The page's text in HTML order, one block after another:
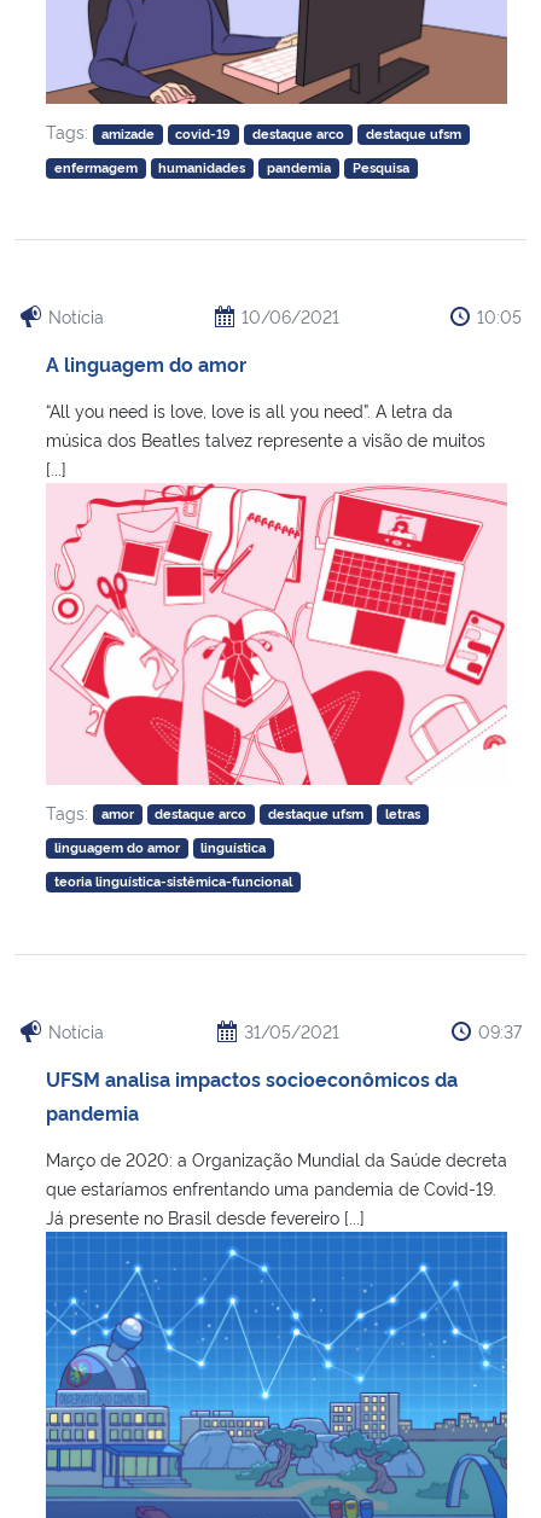
Tags: amizade covid-19 destaque arco
destaque ufsm
enfermagem
humanidades pandemia Pesquisa
Notícia 10/06/2021 10:05
A linguagem do amor
“All you need is love, love is all you need”. A letra da
música dos Beatles talvez represente a visão de muitos
[...]
Tags: amor destaque arco destaque ufsm
letras
linguagem do amor
linguística
teoria linguística-sistêmica-funcional
Notícia 31/05/2021 09:37
UFSM analisa impactos socioeconômicos da
pandemia
Março de 2020: a Organização Mundial da Saúde decreta
que estaríamos enfrentando uma pandemia de Covid-19.
Já presente no Brasil desde fevereiro [...]